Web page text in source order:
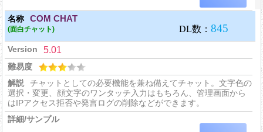
COM CHAT
(面白チャット)
5.01
チャットとしての必要機能を兼ね備えてチャット。文字色の
選択・変更、顔文字のワンタッチ入力はもちろん、管理画面から
はIPアクセス拒否や発言ログの削除などができます。